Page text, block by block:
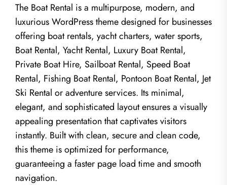
The Boat Rental is a multipurpose, modern, and
luxurious WordPress theme designed for businesses
offering boat rentals, yacht charters, water sports,
Boat Rental, Yacht Rental, Luxury Boat Rental,
Private Boat Hire, Sailboat Rental, Speed Boat
Rental, Fishing Boat Rental, Pontoon Boat Rental, Jet
Ski Rental or adventure services. Its minimal,
elegant, and sophisticated layout ensures a visually
appealing presentation that captivates visitors
instantly. Built with clean, secure and clean code,
this theme is optimized for performance,
guaranteeing a faster page load time and smooth
navigation.